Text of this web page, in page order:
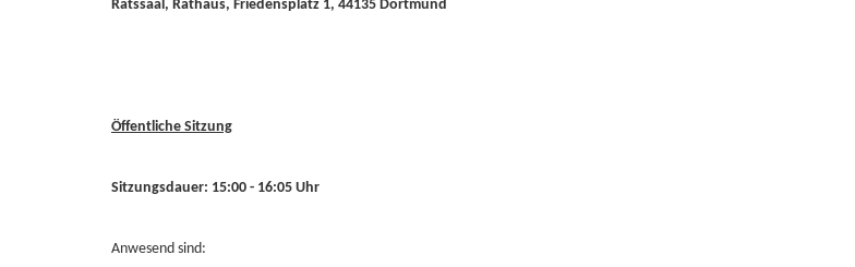
Ratssaal, Rathaus, Friedensplatz 1, 44135 Dortmund
Öffentliche Sitzung
Sitzungsdauer: 15:00 - 16:05 Uhr
Anwesend sind: